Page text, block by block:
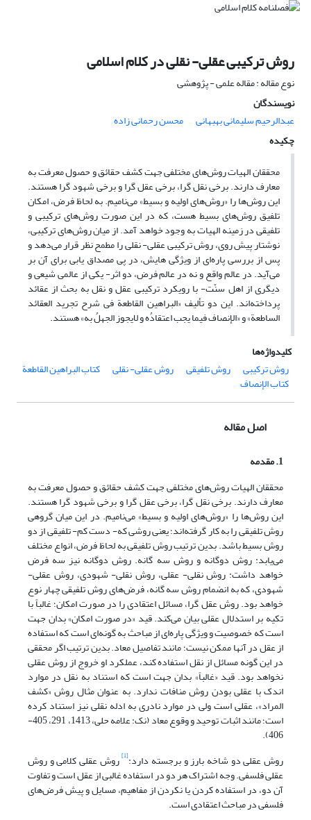
روش ترکیبی عقلی- نقلی در کلام اسلامی
نوع مقاله : مقاله علمی - پژوهشی
نویسندگان
عبدالرحیم سلیمانی بهبهانی
محسن رحمانی زاده
چکیده
محققان الهیات روش‌های مختلفی جهت کشف حقائق و حصول معرفت به
معارف دارند. برخی نقل گرا، برخی عقل گرا و برخی شهود گرا هستند.
این روش‌ها را «روش‌های اولیه و بسیط» می‌نامیم. به لحاظ فرض، امکان
تلفیق روش‌های بسیط هست، که در این صورت روش‌های ترکیبی و
تلفیقی در زمینه الهیات به وجود خواهد آمد. از میان روش‌های ترکیبی،
نوشتار پیش روی، روش ترکیبی عقلی- نقلی را مطمح نظر قرار می‌دهد و
پس از بررسی پاره‌ای از ویژگی هایش، در پی مصداق یابی برای آن بر
می‌آید. در عالم واقع و نه در عالم فرض، دو اثر- یکی از عالمی شیعی و
دیگری از اهل سنّت- با رویکرد ترکیبی عقل و نقل به بحث از عقائد
پرداخته‌اند. این دو تألیف «البراهین القاطعة فی شرح تجرید العقائد
الساطعة» و «الإنصاف فیما یجب اعتقادُه و لایجوز الجهلُ به» هستند.
کلیدواژه‌ها
روش ترکیبی
روش تلفیقی روش عقلی- نقلی کتاب البراهین القاطعة
کتاب الإنصاف
اصل مقاله
1. مقدمه
محققان الهیات روش‌های مختلفی جهت کشف حقائق و حصول معرفت به
معارف دارند. برخی نقل گرا، برخی عقل گرا و برخی شهود گرا هستند.
این روش‌ها را «روش‌های اولیه و بسیط» می‌نامیم. در این میان گروهی
روش تلفیقی را به کار گرفته‌اند؛ یعنی روشی که- دست کم- تلفیقی از دو
روش بسیط باشد. بدین ترتیب روش تلفیقی به لحاظ فرض، انواع مختلف
می‌یابد: روش دوگانه و روش سه گانه. روش دوگانه نیز سه فرض
خواهد داشت: روش نقلی- عقلی، روش نقلی- شهودی، روش عقلی-
شهودی، که به انضمام روش سه گانه، فرض‌های روش تلفیقی چهار نوع
خواهد بود. روش عقل گرا، مسائل اعتقادی را در صورت امکان؛ غالباً با
تکیه بر استدلال عقلی بیان می‌کند. قید «در صورت امکان» بدان جهت
است که خصوصیت و ویژگی پاره‌ای از مباحث به گونه‌ای است که استفاده
از عقل در آنها ممکن نیست؛ مانند تفاصیل معاد. بدین ترتیب اگر محققی
در این گونه مسائل از نقل استفاده کند، عملکرد او خروج از روش عقلی
نخواهد بود. قید «غالباً» بدان جهت است که استناد به نقل در موارد
اندک با عقلی بودن روش منافات ندارد. به عنوان مثال روش «کشف
المراد»، عقلی است ولی در موارد نادری به ادله نقلی نیز استناد کرده
است؛ مانند اثبات توحید و وقوع معاد (نک: علامه حلی، 1413، 291، 405-
406).
روش عقلی دو شاخه بارز و برجسته دارد:[1] روش عقلی کلامی و روش
عقلی فلسفی. وجه اشتراک هر دو در استفاده غالبی از عقل است و تفاوت
آن دو، در استفاده کردن یا نکردن از مفاهیم، مسایل و پیش فرض‌های
فلسفی در مباحث اعتقادی است.